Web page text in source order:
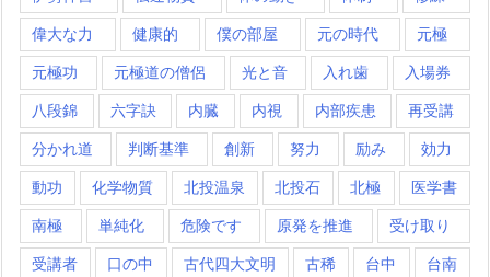
偉大な力 健康的 僕の部屋 元の時代 元極
元極功 元極道の僧侶 光と音 入れ歯 入場券
八段錦 六字訣 内臓 内視 内部疾患 再受講
分かれ道 判断基準 創新 努力 励み 効力
動功 化学物質 北投温泉 北投石 北極 医学書
南極 単純化 危険です 原発を推進 受け取り
受講者 口の中 古代四大文明 古稀 台中 台南